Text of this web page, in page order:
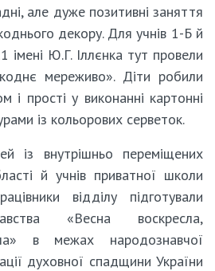
але дуже позитивні заняття
декору. Для учнів 1-Б й
Ю.Г. Іллєнка тут провели
мереживо». Діти робили
і прості у виконанні картонні
із кольорових серветок.
із внутрішньо переміщених
й учнів приватної школи
відділу підготували
«Весна воскресла,
в межах народознавчої
духовної спадщини України